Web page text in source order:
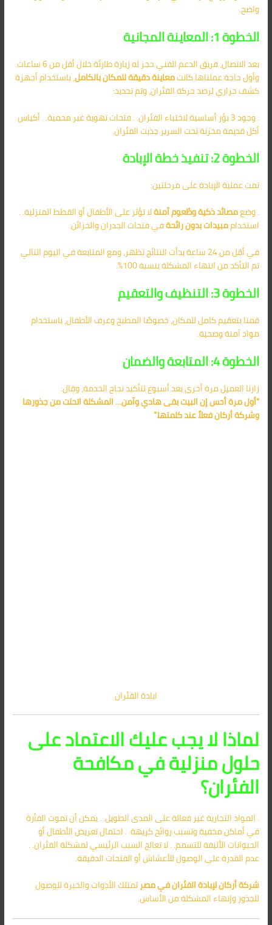
واضح.
الخطوة 1: المعاينة المجانية
بعد الاتصال، فريق الدعم الفني حجز له زيارة طارئة خلال أقل من 6 ساعات.
وأول حاجة عملناها كانتمعاينة دقيقة للمكان بالكامل، باستخدام أجهزة
كشف حراري لرصد حركة الفئران، وتم تحديد:
. وجود 3 بؤر أساسية لاختباء الفئران. . فتحات تهوية غير محمية. . أكياس
أكل قديمة مخزنة تحت السرير جذبت الفئران.
الخطوة 2: تنفيذ خطة الإبادة
تمت عملية الإبادة على مرحلتين:
. وضعمصائد ذكية وطُعوم آمنةلا تؤثر على الأطفال أو القطط المنزلية. .
استخداممبيدات بدون رائحةفي فتحات الجدران والخزائن.
في أقل من 24 ساعة بدأت النتائج تظهر، ومع المتابعة في اليوم التالي
تم التأكد من انتهاء المشكلة بنسبة 100%.
الخطوة 3: التنظيف والتعقيم
قمنا بتعقيم كامل للمكان، خصوصًا المطبخ وغرف الأطفال، باستخدام
مواد آمنة وصحية.
الخطوة 4: المتابعة والضمان
زارنا العميل مرة أخرى بعد أسبوع لتأكيد نجاح الخدمة، وقال:
“أول مرة أحس إن البيت بقى هادي وآمن… المشكلة اتحلت من جذورها
وشركة أركان فعلاً عند كلمتها.”
ابادة الفئران
لماذا لا يجب عليك الاعتماد على
حلول منزلية في مكافحة
الفئران؟
. المواد التجارية غير فعالة على المدى الطويل. . يمكن أن تموت الفأرة
في أماكن مخفية وتسبب روائح كريهة. . احتمال تعريض الأطفال أو
الحيوانات الأليفة للتسمم. . لا تعالج السبب الرئيسي لمشكلة الفئران. .
عدم القدرة على الوصول للأعشاش أو الفتحات الدقيقة.
شركة أركان لإبادة الفئران في مصرتمتلك الأدوات والخبرة للوصول
للجذور وإنهاء المشكلة من الأساس.